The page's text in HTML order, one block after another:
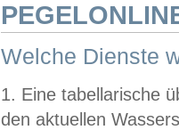
Welche Dienste
1. Eine tabellarische
den aktuellen